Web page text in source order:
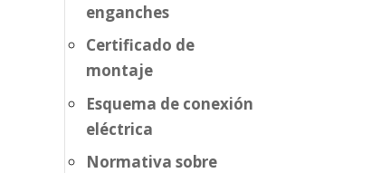
enganches
Certificado de
montaje
Esquema de conexión
eléctrica
Normativa sobre